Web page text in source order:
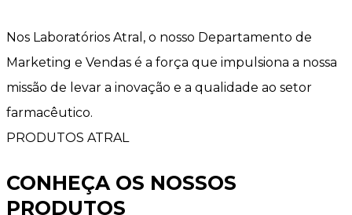
Nos Laboratórios Atral, o nosso Departamento de
Marketing e Vendas é a força que impulsiona a nossa
missão de levar a inovação e a qualidade ao setor
farmacêutico.
PRODUTOS ATRAL
CONHEÇA OS NOSSOS
PRODUTOS